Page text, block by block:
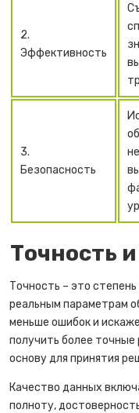
2.
Эффективность
3.
Безопасность
Точность
Точность – это
реальным параметрам
меньше ошибок и
получить более
основу для принятия
Качество данных
полноту,